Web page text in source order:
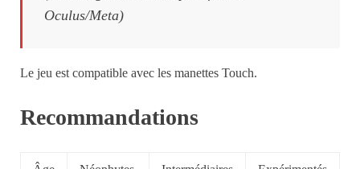
Oculus/Meta)
Le jeu est compatible avec les manettes Touch.
Recommandations